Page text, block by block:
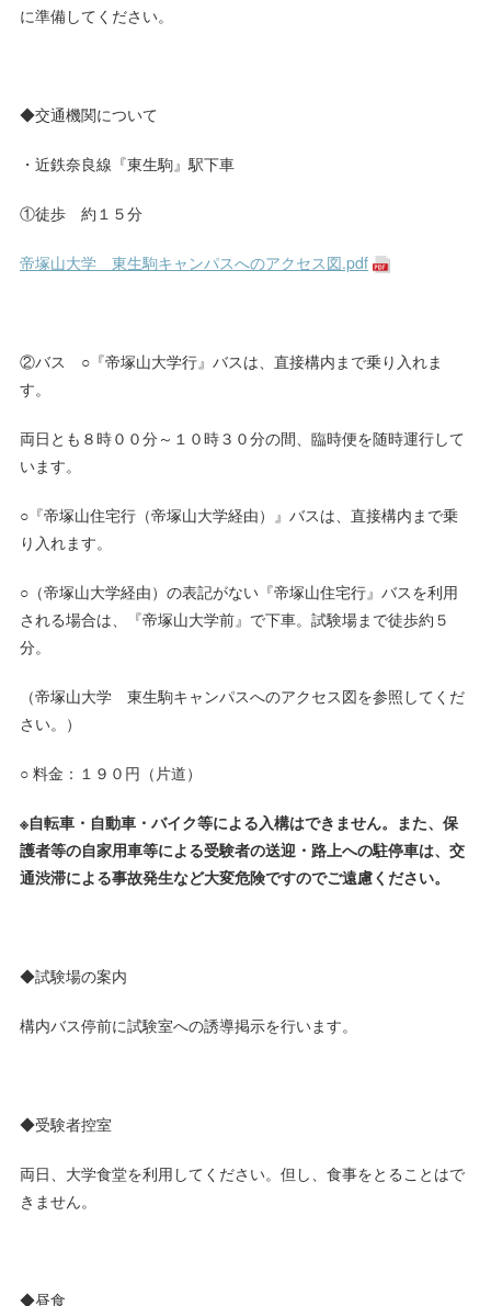
に準備してください。
◆交通機関について
・近鉄奈良線『東生駒』駅下車
①徒歩 約１５分
帝塚山大学 東生駒キャンパスへのアクセス図.pdf
②バス ○『帝塚山大学行』バスは、直接構内まで乗り入れま
す。
両日とも８時００分～１０時３０分の間、臨時便を随時運行して
います。
○『帝塚山住宅行（帝塚山大学経由）』バスは、直接構内まで乗
り入れます。
○（帝塚山大学経由）の表記がない『帝塚山住宅行』バスを利用
される場合は、『帝塚山大学前』で下車。試験場まで徒歩約５
分。
（帝塚山大学 東生駒キャンパスへのアクセス図を参照してくだ
さい。）
○ 料金：１９０円（片道）
※自転車・自動車・バイク等による入構はできません。また、保
護者等の自家用車等による受験者の送迎・路上への駐停車は、交
通渋滞による事故発生など大変危険ですのでご遠慮ください。
◆試験場の案内
構内バス停前に試験室への誘導掲示を行います。
◆受験者控室
両日、大学食堂を利用してください。但し、食事をとることはで
きません。
◆昼食